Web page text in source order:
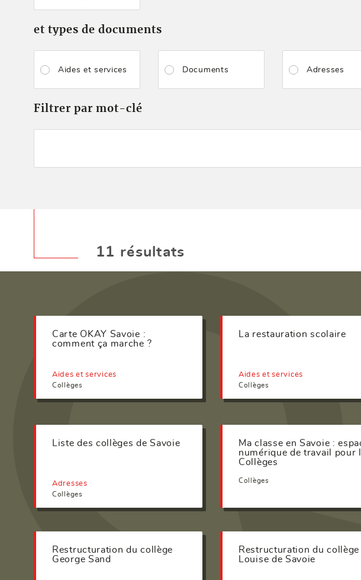
et types de documents
Aides et services Documents Adresses
Filtrer par mot-clé
11 résultats
Carte OKAY Savoie :
comment ça marche ?
Aides et services
Collèges
La restauration scolaire
Aides et services
Collèges
Liste des collèges de Savoie
Adresses
Collèges
Ma classe en Savoie :
numérique de travail pour
Collèges
Collèges
Restructuration du collège
George Sand
Restructuration du collège
Louise de Savoie